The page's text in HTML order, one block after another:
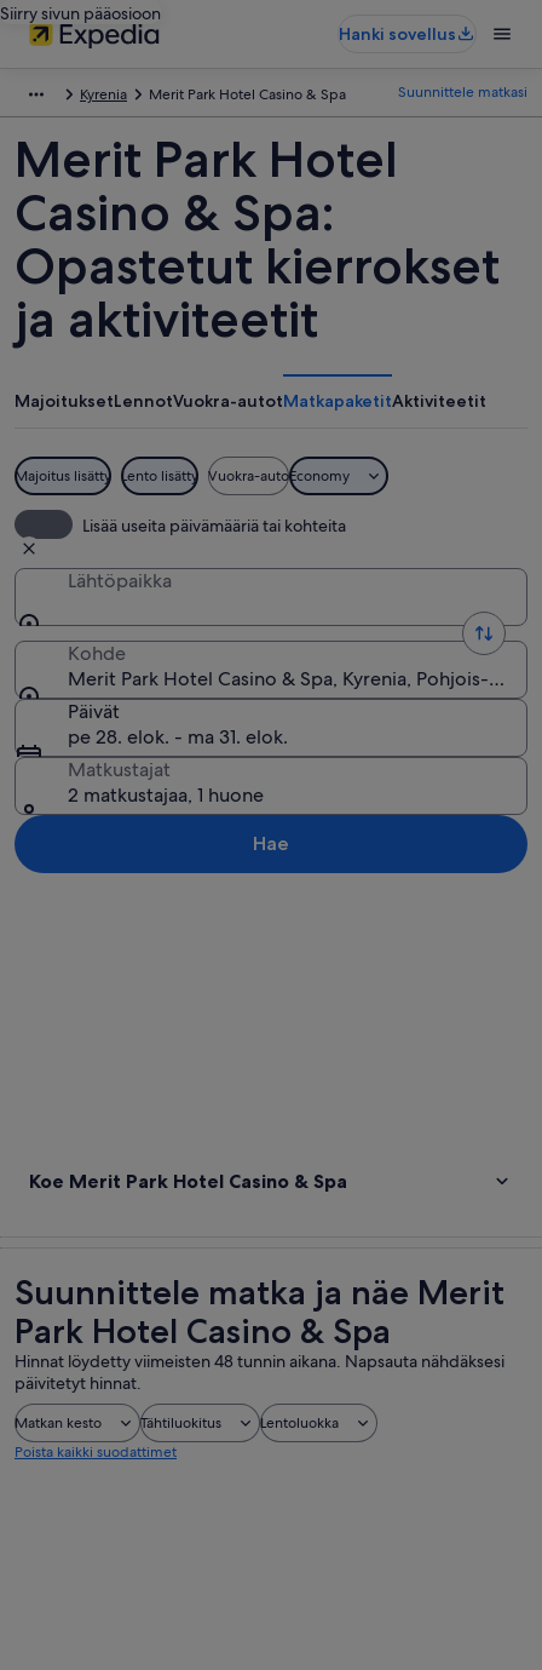
Siirry sivun pääosioon
Hanki sovellus
Kyrenia Merit Park Hotel Casino & Spa Suunnittele matkasi
Merit Park Hotel
Casino & Spa:
Opastetut kierrokset
ja aktiviteetit
MajoituksetLennotVuokra-autotMatkapaketitAktiviteetit
Majoitus lisätty Lento lisätty Vuokra-autoEconomy
Lisää useita päivämääriä tai kohteita
Lähtöpaikka
Kohde
Merit Park Hotel Casino & Spa, Kyrenia, Pohjois-
Päivät
pe 28. elok. - ma 31. elok.
Matkustajat
2 matkustajaa, 1 huone
Hae
Koe Merit Park Hotel Casino & Spa
Suunnittele matka ja näe Merit
Park Hotel Casino & Spa
Hinnat löydetty viimeisten 48 tunnin aikana. Napsauta nähdäksesi
päivitetyt hinnat.
Matkan kesto Tähtiluokitus
Lentoluokka
Poista kaikki suodattimet